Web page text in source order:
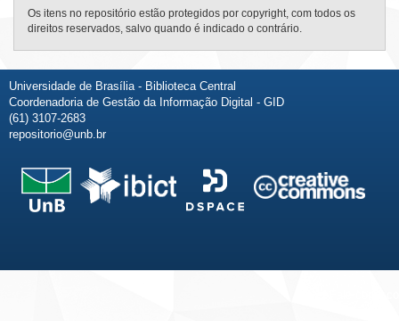
Os itens no repositório estão protegidos por copyright, com todos os
direitos reservados, salvo quando é indicado o contrário.
Universidade de Brasília - Biblioteca Central
Coordenadoria de Gestão da Informação Digital - GID
(61) 3107-2683
repositorio@unb.br